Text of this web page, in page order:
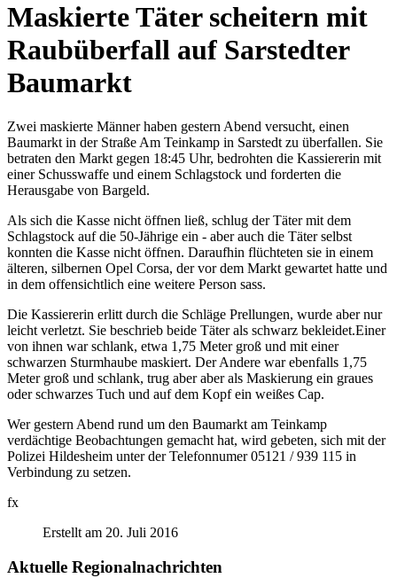
Maskierte Täter scheitern mit
Raubüberfall auf Sarstedter
Baumarkt
Zwei maskierte Männer haben gestern Abend versucht, einen
Baumarkt in der Straße Am Teinkamp in Sarstedt zu überfallen. Sie
betraten den Markt gegen 18:45 Uhr, bedrohten die Kassiererin mit
einer Schusswaffe und einem Schlagstock und forderten die
Herausgabe von Bargeld.
Als sich die Kasse nicht öffnen ließ, schlug der Täter mit dem
Schlagstock auf die 50-Jährige ein - aber auch die Täter selbst
konnten die Kasse nicht öffnen. Daraufhin flüchteten sie in einem
älteren, silbernen Opel Corsa, der vor dem Markt gewartet hatte und
in dem offensichtlich eine weitere Person sass.
Die Kassiererin erlitt durch die Schläge Prellungen, wurde aber nur
leicht verletzt. Sie beschrieb beide Täter als schwarz bekleidet.Einer
von ihnen war schlank, etwa 1,75 Meter groß und mit einer
schwarzen Sturmhaube maskiert. Der Andere war ebenfalls 1,75
Meter groß und schlank, trug aber aber als Maskierung ein graues
oder schwarzes Tuch und auf dem Kopf ein weißes Cap.
Wer gestern Abend rund um den Baumarkt am Teinkamp
verdächtige Beobachtungen gemacht hat, wird gebeten, sich mit der
Polizei Hildesheim unter der Telefonnumer 05121 / 939 115 in
Verbindung zu setzen.
fx
Erstellt am 20. Juli 2016
Aktuelle Regionalnachrichten